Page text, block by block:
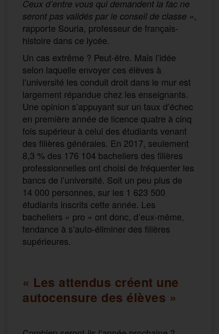
Ceux d’entre vous qui demandent la fac ne
seront pas validés par le conseil de classe »,
rapporte Souria, professeur de français-
histoire dans ce lycée.
Un cas extrême ? Peut-être. Mais l’idée
selon laquelle envoyer ces élèves à
l’université les conduit droit dans le mur est
largement répandue chez les enseignants.
Une opinion s’appuyant sur un taux d’échec
en première année de licence quatre à cinq
fois supérieur à celui des étudiants venant
des filières générales. En 2017, seulement
8,3 % des 176 104 bacheliers des filières
professionnelles ont choisi de fréquenter les
bancs de l’université. Soit un peu plus de
14 000 personnes, sur les 1 623 500
étudiants inscrits cette année. Les
bacheliers « pro » ont donc, d’eux-même,
tendance à s’auto-éliminer des filières
supérieures.
« Les attendus créent une
autocensure des élèves »